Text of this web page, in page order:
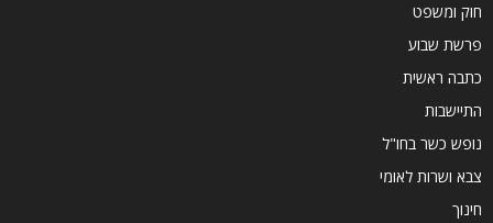
חוק ומשפט
פרשת שבוע
כתבה ראשית
התיישבות
נופש כשר בחו"ל
צבא ושרות לאומי
חינוך